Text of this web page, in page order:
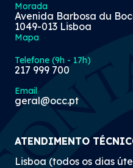
Morada
Avenida Barbosa du
1049-013 Lisboa
Mapa
Telefone (9h - 17h)
217 999 700
Email
geral@occ.pt
ATENDIMENTO
Lisboa (todos os dias